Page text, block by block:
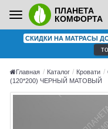
Toggle
navigation
ПЛАНЕТА
КОМФОРТА
СКИДКИ НА МАТРАСЫ ДО
Главная Каталог Кровати
(120*200) ЧЕРНЫЙ МАТОВЫЙ